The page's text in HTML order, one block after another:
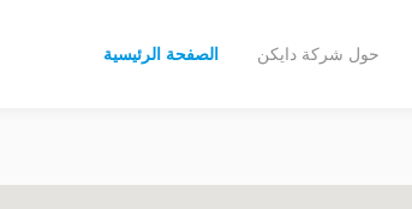
الصفحة الرئيسية حول شركة دايكن